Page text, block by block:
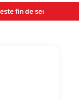
probables lluvias y